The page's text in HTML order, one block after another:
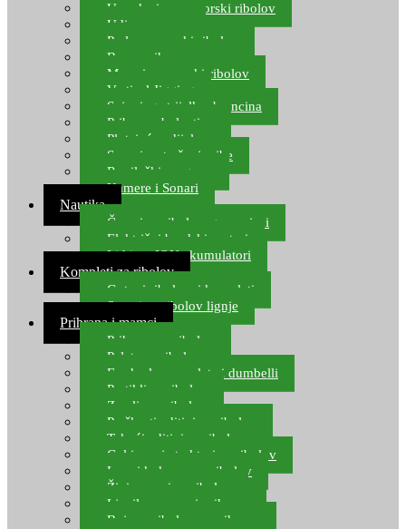
Upredenice za morski ribolov
Udice za more
Perle za morski ribolov
Brum prihrana za more
Mamci za morski ribolov
Vertical Jigging
Spinning strijelke, brancina
Pribor za bolentino
Plutajuća odijela
Sonari za traženje ribe
Ronilački program
Kamere i Sonari
Nautika
Čamci za ribolov, gumenjaci
Električni brodski motori
Lithium ION akumulatori
Kompleti za ribolov
Gotovi ribolovni kompleti
Setovi za ribolov lignje
Prihrana i mamci
Prihrana za ribolov
Pelete za ribolov
Feeder lovne pelete i dumbelli
Partikli za ribolov
Zemlja za ribolov
Praškasti aditivi za ribolov
Tekući aditivi za ribolov
Gel i sprej atraktori za ribolov
Lovni kukuruz za ribolov
Živi mamci za ribolov
Ljepilo za crve i prihranu
Boje za ribolovnu prihranu